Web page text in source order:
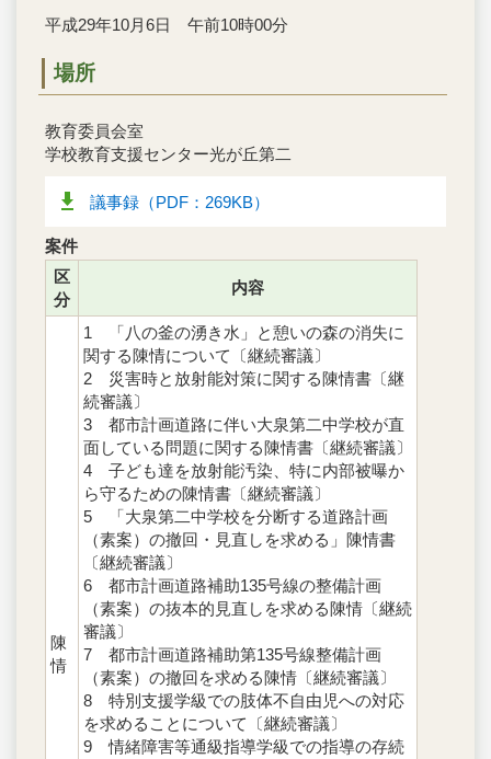
平成29年10月6日 午前10時00分
場所
教育委員会室
学校教育支援センター光が丘第二
議事録（PDF：269KB）
案件
区
分
内容
陳
情
1 「八の釜の湧き水」と憩いの森の消失に
関する陳情について〔継続審議〕
2 災害時と放射能対策に関する陳情書〔継
続審議〕
3 都市計画道路に伴い大泉第二中学校が直
面している問題に関する陳情書〔継続審議〕
4 子ども達を放射能汚染、特に内部被曝か
ら守るための陳情書〔継続審議〕
5 「大泉第二中学校を分断する道路計画
（素案）の撤回・見直しを求める」陳情書
〔継続審議〕
6 都市計画道路補助135号線の整備計画
（素案）の抜本的見直しを求める陳情〔継続
審議〕
7 都市計画道路補助第135号線整備計画
（素案）の撤回を求める陳情〔継続審議〕
8 特別支援学級での肢体不自由児への対応
を求めることについて〔継続審議〕
9 情緒障害等通級指導学級での指導の存続